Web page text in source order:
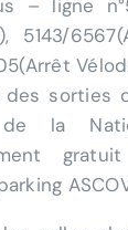
– ligne
5143/
sorties
la